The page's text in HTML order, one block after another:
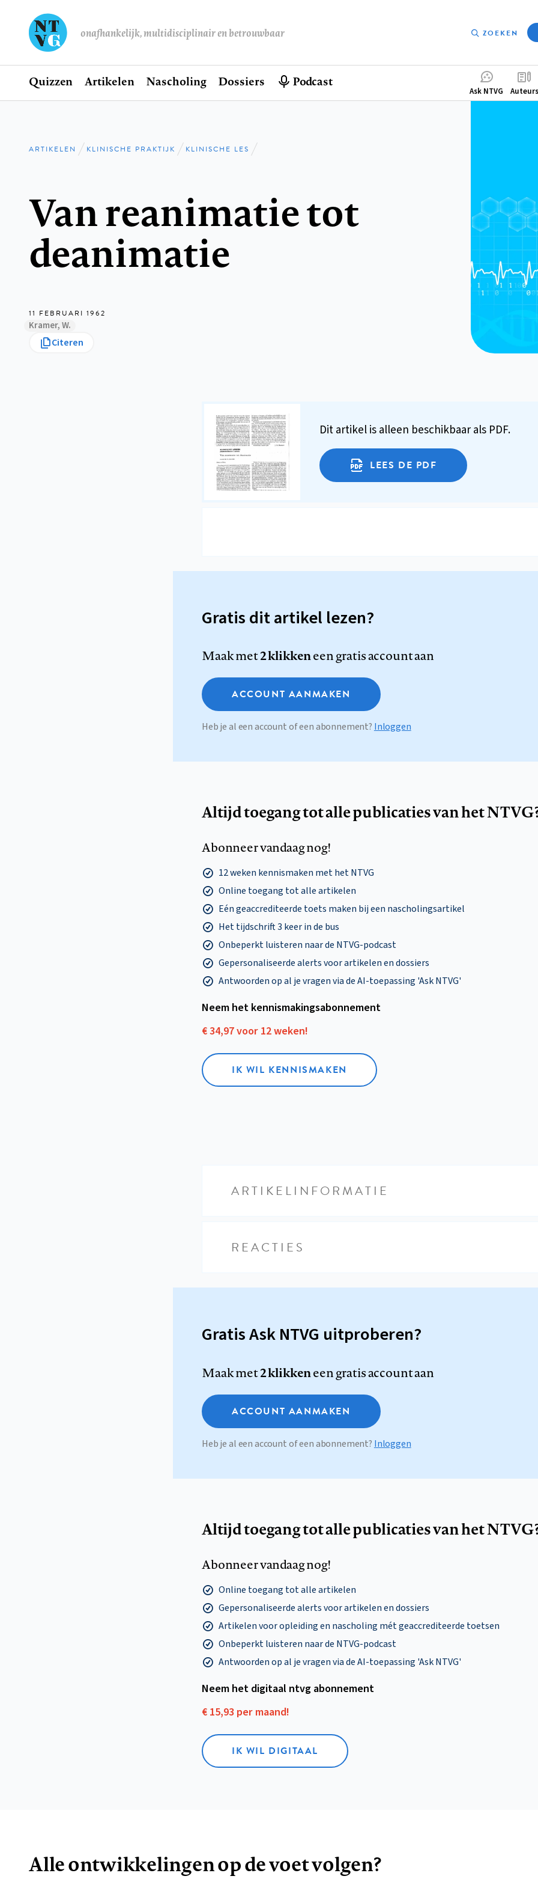
onafhankelijk, multidisciplinair en betrouwbaar ZOEKEN
Hoofdnavigatie
Home
Quizzen Artikelen Nascholing Dossiers Podcast
Ask NTVG Auteurs
Kruimelpad
ARTIKELEN KLINISCHE PRAKTIJK KLINISCHE LES
Van reanimatie tot
deanimatie
11 FEBRUARI 1962
Kramer, W.
Citeren
Dit artikel is alleen beschikbaar als PDF.
LEES DE PDF
Gratis dit artikel lezen?
Maak met2 klikkeneen gratis account aan
ACCOUNT AANMAKEN
Heb je al een account of een abonnement? Inloggen
Altijd toegang tot alle publicaties van het
Abonneer vandaag nog!
12 weken kennismaken met het NTVG
Online toegang tot alle artikelen
Eén geaccrediteerde toets maken bij een nascholingsartikel
Het tijdschrift 3 keer in de bus
Onbeperkt luisteren naar de NTVG-podcast
Gepersonaliseerde alerts voor artikelen en dossiers
Antwoorden op al je vragen via de AI-toepassing 'Ask NTVG'
Neem het kennismakings­abonnement
€ 34,97 voor 12 weken!
IK WIL KENNISMAKEN
ARTIKELINFORMATIE
REACTIES
Gratis Ask NTVG uitproberen?
Maak met2 klikkeneen gratis account aan
ACCOUNT AANMAKEN
Heb je al een account of een abonnement? Inloggen
Altijd toegang tot alle publicaties van het
Abonneer vandaag nog!
Online toegang tot alle artikelen
Gepersonaliseerde alerts voor artikelen en dossiers
Artikelen voor opleiding en nascholing mét geaccrediteerde toetsen
Onbeperkt luisteren naar de NTVG-podcast
Antwoorden op al je vragen via de AI-toepassing 'Ask NTVG'
Neem het digitaal ntvg abonnement
€ 15,93 per maand!
IK WIL DIGITAAL
Alle ontwikkelingen op de voet volgen?